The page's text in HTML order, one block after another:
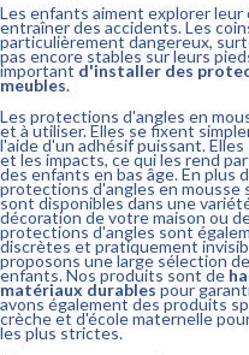
Les enfants aiment explorer
entraîner des accidents. Les
particulièrement dangereux,
pas encore stables sur leurs
important d'installer des
meubles.
Les protections d'angles en
et à utiliser. Elles se fixent
l'aide d'un adhésif puissant.
et les impacts, ce qui les rend
des enfants en bas âge. En plus
protections d'angles en mousse
sont disponibles dans une
décoration de votre maison ou
protections d'angles sont
discrètes et pratiquement
proposons une large sélection
enfants. Nos produits sont de
matériaux durables pour
avons également des produits
crèche et d'école maternelle
les plus strictes.